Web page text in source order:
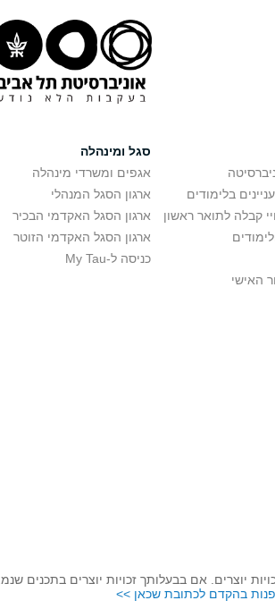
בלימודים
קבלה לתואר ראשון
האישי
סגל ומינהלה
אגפים ומשרדי מינהלה
ארגון הסגל המנהלי
ארגון הסגל האקדמי הבכיר
ארגון הסגל האקדמי הזוטר
כניסה ל-My Tau
יוצרים. אם בבעלותך זכויות יוצרים בתכנים
בהקדם לכתובת שכאן >>